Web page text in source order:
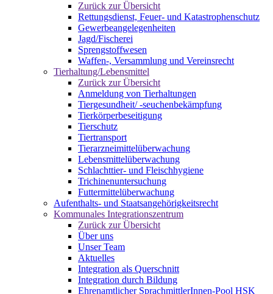
Zurück zur Übersicht
Rettungsdienst, Feuer- und Katastrophenschutz
Gewerbeangelegenheiten
Jagd/Fischerei
Sprengstoffwesen
Waffen-, Versammlung und Vereinsrecht
Tierhaltung/Lebensmittel
Zurück zur Übersicht
Anmeldung von Tierhaltungen
Tiergesundheit/ -seuchenbekämpfung
Tierkörperbeseitigung
Tierschutz
Tiertransport
Tierarzneimittelüberwachung
Lebensmittelüberwachung
Schlachttier- und Fleischhygiene
Trichinenuntersuchung
Futtermittelüberwachung
Aufenthalts- und Staatsangehörigkeitsrecht
Kommunales Integrationszentrum
Zurück zur Übersicht
Über uns
Unser Team
Aktuelles
Integration als Querschnitt
Integration durch Bildung
Ehrenamtlicher SprachmittlerInnen-Pool HSK